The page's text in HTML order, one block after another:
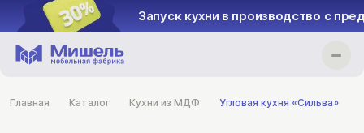
Запуск кухни в производство с
Главная Каталог Кухни из МДФ Угловая кухня «Сильва»